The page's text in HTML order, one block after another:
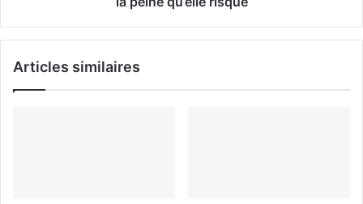
Articles similaires